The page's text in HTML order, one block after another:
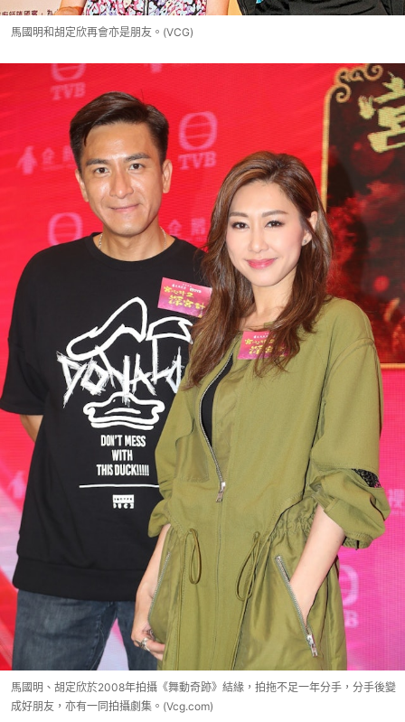
馬國明和胡定欣再會亦是朋友。(VCG)
馬國明、胡定欣於2008年拍攝《舞動奇跡》結緣，拍拖不足一年分手，分手後變
成好朋友，亦有一同拍攝劇集。(Vcg.com)